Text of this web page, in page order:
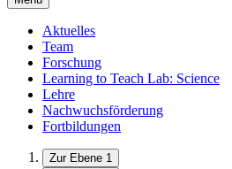
Aktuelles
Team
Forschung
Learning to Teach Lab: Science
Lehre
Nachwuchsförderung
Fortbildungen
Zur Ebene 1